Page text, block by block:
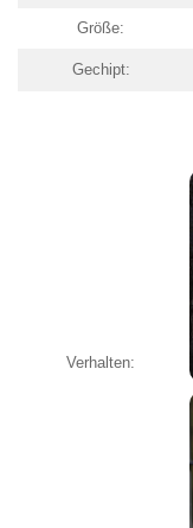
Größe:
Gechipt:
Verhalten: